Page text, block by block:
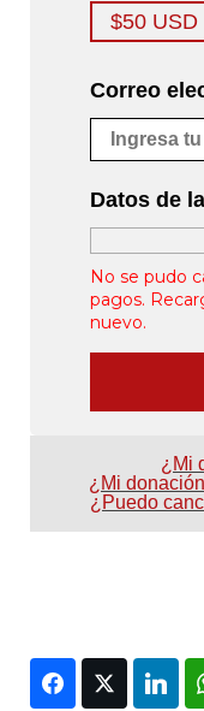
$50 USD
Correo
Datos de
No se pudo
pagos.
nuevo.
¿Mi
¿Mi
¿Puedo
FacebookTwitter